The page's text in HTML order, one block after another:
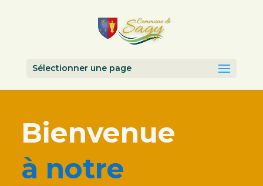
Sélectionner une page
Bienvenue
à notre